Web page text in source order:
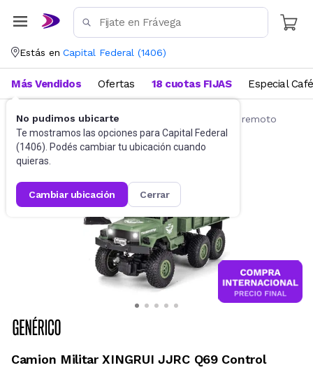
Estás en Capital Federal (1406)
No pudimos ubicarte
Te mostramos las opciones para Capital Federal
(1406). Podés cambiar tu ubicación cuando
quieras.
cambiar ubicación cerrar
Más Vendidos Ofertas 18 cuotas FIJAS Especial Café
Vehículos radio control Camiones a control remoto
Camion Militar XINGRUI JJRC Q69 Control